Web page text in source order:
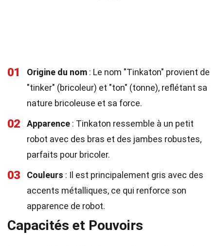
01 Origine du nom : Le nom "Tinkaton" provient de
"tinker" (bricoleur) et "ton" (tonne), reflétant sa
nature bricoleuse et sa force.
02 Apparence : Tinkaton ressemble à un petit
robot avec des bras et des jambes robustes,
parfaits pour bricoler.
03 Couleurs : Il est principalement gris avec des
accents métalliques, ce qui renforce son
apparence de robot.
Capacités et Pouvoirs